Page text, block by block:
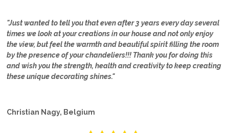
"Just wanted to tell you that even after 3 years every day several
times we look at your creations in our house and not only enjoy
the view, but feel the warmth and beautiful spirit filling the room
by the presence of your chandeliers!!! Thank you for doing this
and wish you the strength, health and creativity to keep creating
these unique decorating shines."
Christian Nagy, Belgium